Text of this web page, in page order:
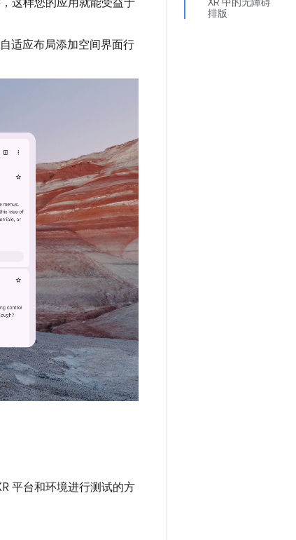
排版
这样您的应用就能受益于
适应布局添加空间界面行
平台和环境进行测试的方